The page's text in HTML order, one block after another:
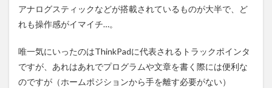
アナログスティックなどが搭載されているものが大半で、ど
れも操作感がイマイチ…。
唯一気にいったのはThinkPadに代表されるトラックポインタ
ですが、あれはあれでプログラムや文章を書く際には便利な
のですが（ホームポジションから手を離す必要がない）